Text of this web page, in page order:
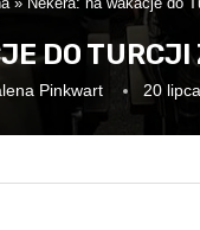
DO
Pinkwart 20